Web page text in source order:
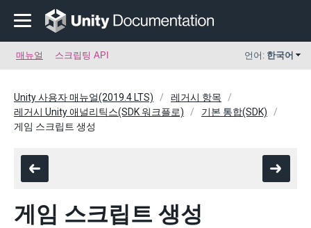
매뉴얼 스크립팅 API 언어: 한국어
Unity 사용자 매뉴얼(2019.4 LTS)
레거시 항목
레거시 Unity 애널리틱스(SDK 워크플로)
기본 통합(SDK)
게임 스크립트 생성
게임 스크립트 생성